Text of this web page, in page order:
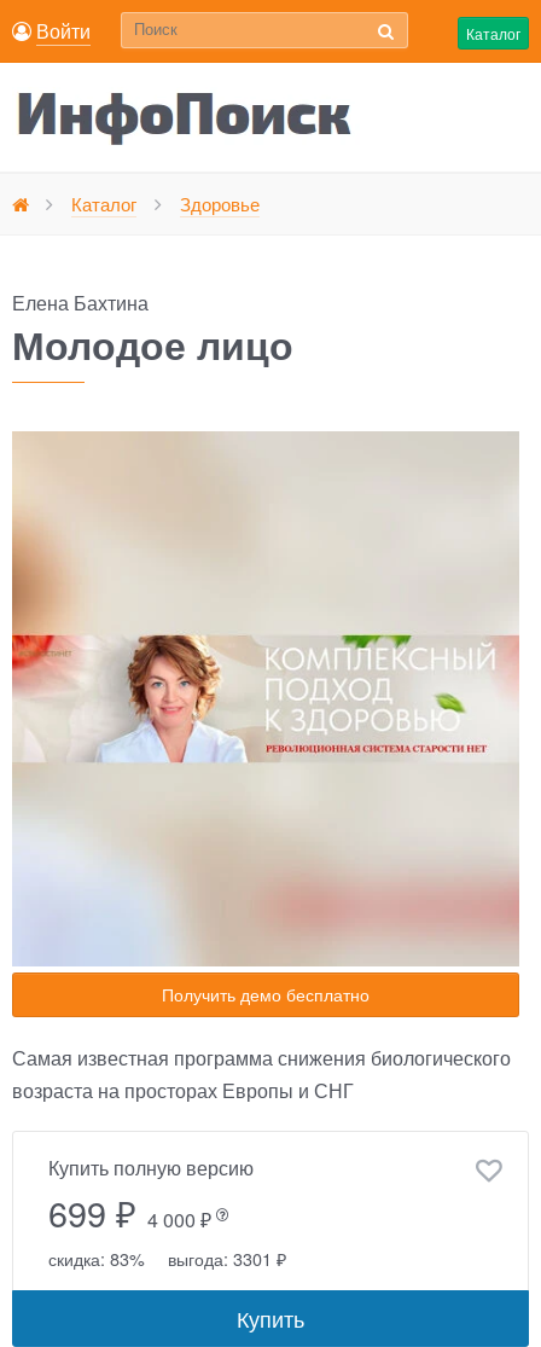
Войти Каталог
Каталог Здоровье
Елена Бахтина
Молодое лицо
Получить демо бесплатно
Самая известная программа снижения биологического
возраста на просторах Европы и СНГ
Купить полную версию
699 ₽ 4 000 ₽
скидка: 83% выгода: 3301 ₽
Купить